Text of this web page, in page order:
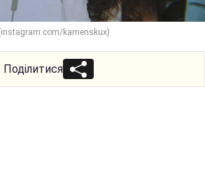
kamenskux)
Поділитися